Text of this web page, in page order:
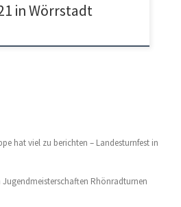
in Wörrstadt
hat viel zu berichten – Landesturnfest in
Jugendmeisterschaften Rhönradturnen